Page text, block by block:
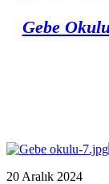
Gebe
20 Aralık 2024